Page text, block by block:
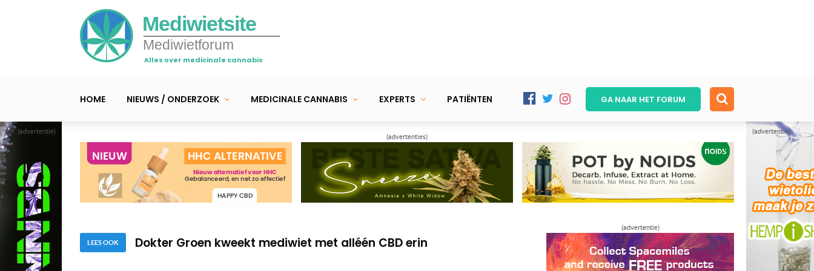
(advertentie) (advertentie)
Mediwietsite
Mediwietforum
Alles over medicinale cannabis
HOME NIEUWS / ONDERZOEK MEDICINALE CANNABIS EXPERTS PATIËNTEN GA NAAR HET FORUM
(advertenties)
LEES OOK
Pendergast verliest één wietplant maar laat er vier bloeien
Mediwiet kweekkast tijdelijk met 180 ipv 100 Watt LED-lamp
Pendergast verliest één wietplant maar laat er vier bloeien
(advertentie)